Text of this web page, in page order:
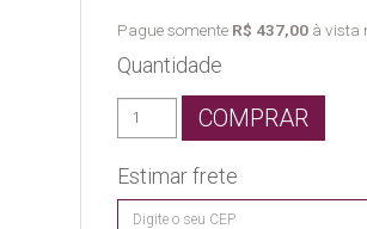
Pague somente R$ 437,00 à vista
Quantidade
COMPRAR
Estimar frete